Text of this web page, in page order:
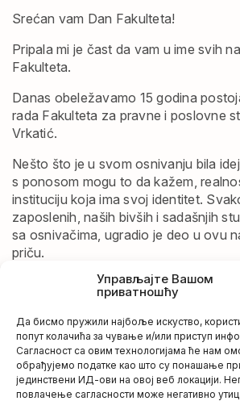
Управљајте Вашом
приватношћу
Да бисмо пружили најбоље искуство,
попут колачића за чување и/или приступ
Сагласност са овим технологијама ће нам
обрађујемо податке као што су понашање
јединствени ИД-ови на овој веб локацији.
повлачење сагласности може негативно
Srećan vam Dan Fakulteta!
Pripala mi je čast da vam u ime svih
Fakulteta.
Danas obeležavamo 15 godina
rada Fakulteta za pravne i poslovne
Vrkatić.
Nešto što je u svom osnivanju bila
s ponosom mogu to da kažem,
instituciju koja ima svoj identitet.
zaposlenih, naših bivših i sadašnjih
sa osnivačima, ugradio je deo u ovu
priču.
Ispisali smo delić lične istorije na
zanimljivu, izazovnu, inovativnu i
Na svima nama je da nastavimo
putem – putem kvaliteta, obrazovanja,
i iskustvo, teoriju i praksu, inovativno
veselo, poletno i radno.